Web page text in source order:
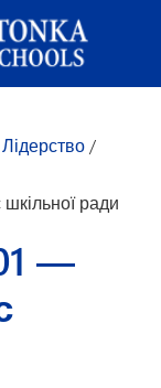
Лідерство/
ради
—